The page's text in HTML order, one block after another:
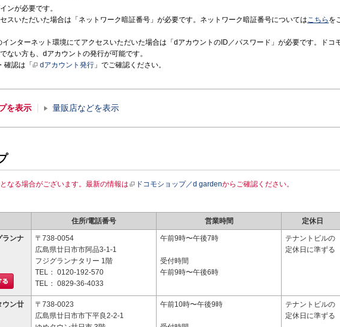
ンが必要です。
スいただいた場合は「ネットワーク暗証番号」が必要です。ネットワーク暗証番号についてはこちら を
ンターネット環境にてアクセスいただいた場合は「dアカウントのID／パスワード」が必要です。ドコ
ない方も、dアカウントの発行が可能です。
確認は「
dアカウント発行 」でご確認ください。
を表示 量販店などを表示
なる場合がございます。最新の情報は ドコモショップ／d gardenからご確認ください。
住所/電話番号 営業時間 定休日
ランナ
〒738-0054
広島県廿日市市阿品3-1-1
フジグランナタリー 1階
TEL： 0120-192-570
TEL： 0829-36-4033
午前9時〜午後7時
受付時間
午前9時〜午後6時
テナントビルの
定休日に準ずる
ウン廿
〒738-0023
広島県廿日市市下平良2-2-1
午前10時〜午後9時
テナントビルの
定休日に準ずる